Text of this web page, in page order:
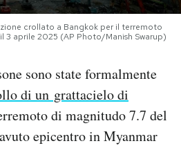
crollato a Bangkok per il terremoto
3 aprile 2025 (AP Photo/Manish Swarup)
sono state formalmente
di un grattacielo di
di magnitudo 7.7 del
epicentro in Myanmar